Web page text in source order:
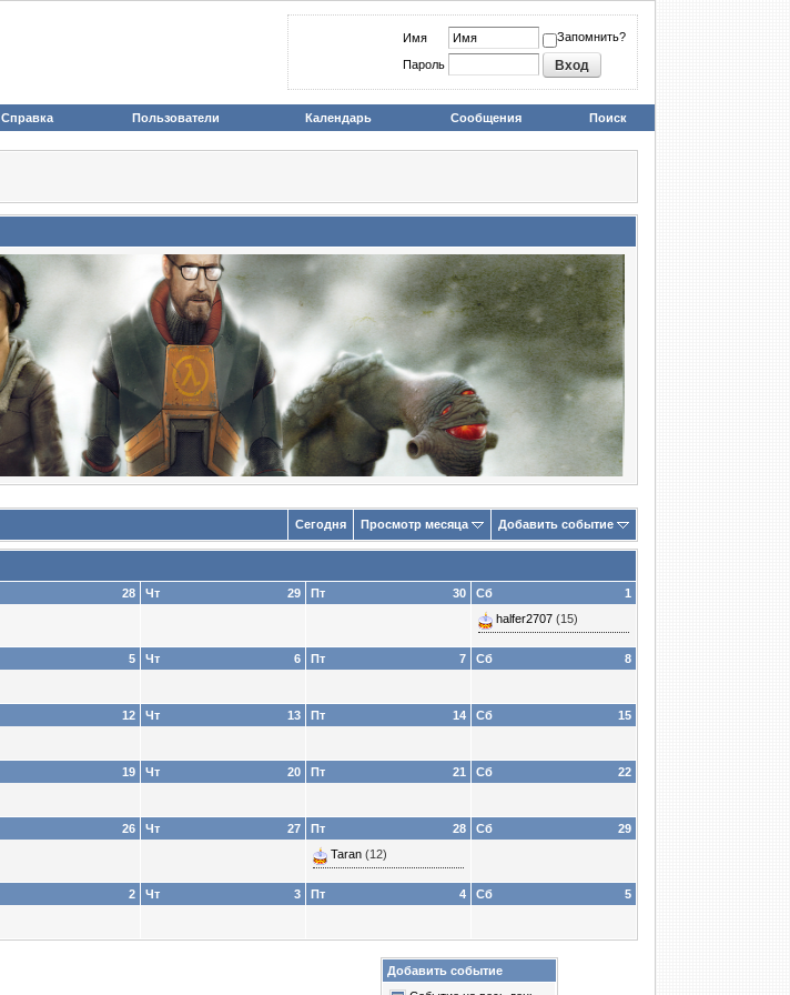
Имя Запомнить?
Пароль
Справка Пользователи Календарь Сообщения Поиск
Сегодня Просмотр месяца Добавить событие
28 29
Чт 30
Пт 1
Сб
halfer2707 (15)
5 6
Чт 7
Пт 8
Сб
12 13
Чт 14
Пт 15
Сб
19 20
Чт 21
Пт 22
Сб
26 27
Чт 28
Пт
Taran (12)
29
Сб
2 3
Чт 4
Пт 5
Сб
Добавить событие